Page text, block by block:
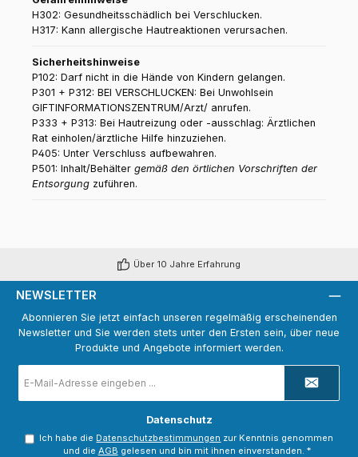
H302: Gesundheitsschädlich bei Verschlucken.
H317: Kann allergische Hautreaktionen verursachen.
Sicherheitshinweise
P102: Darf nicht in die Hände von Kindern gelangen.
P301 + P312: BEI VERSCHLUCKEN: Bei Unwohlsein
GIFTINFORMATIONSZENTRUM/Arzt/ anrufen.
P333 + P313: Bei Hautreizung oder -ausschlag: Ärztlichen
Rat einholen/ärztliche Hilfe hinzuziehen.
P405: Unter Verschluss aufbewahren.
P501: Inhalt/Behälter gemäß den örtlichen Vorschriften der
Entsorgung zuführen.
Über 10 Jahre Erfahrung
NEWSLETTER
Abonnieren Sie jetzt einfach unseren regelmäßig erscheinenden
Newsletter und Sie werden stets unter den Ersten sein, über neue
Produkte und Angebote informiert werden.
Mail-
Adresse
Datenschutz
Ich habe die Datenschutzbestimmungen zur Kenntnis genommen
und die AGB gelesen und bin mit ihnen einverstanden. *